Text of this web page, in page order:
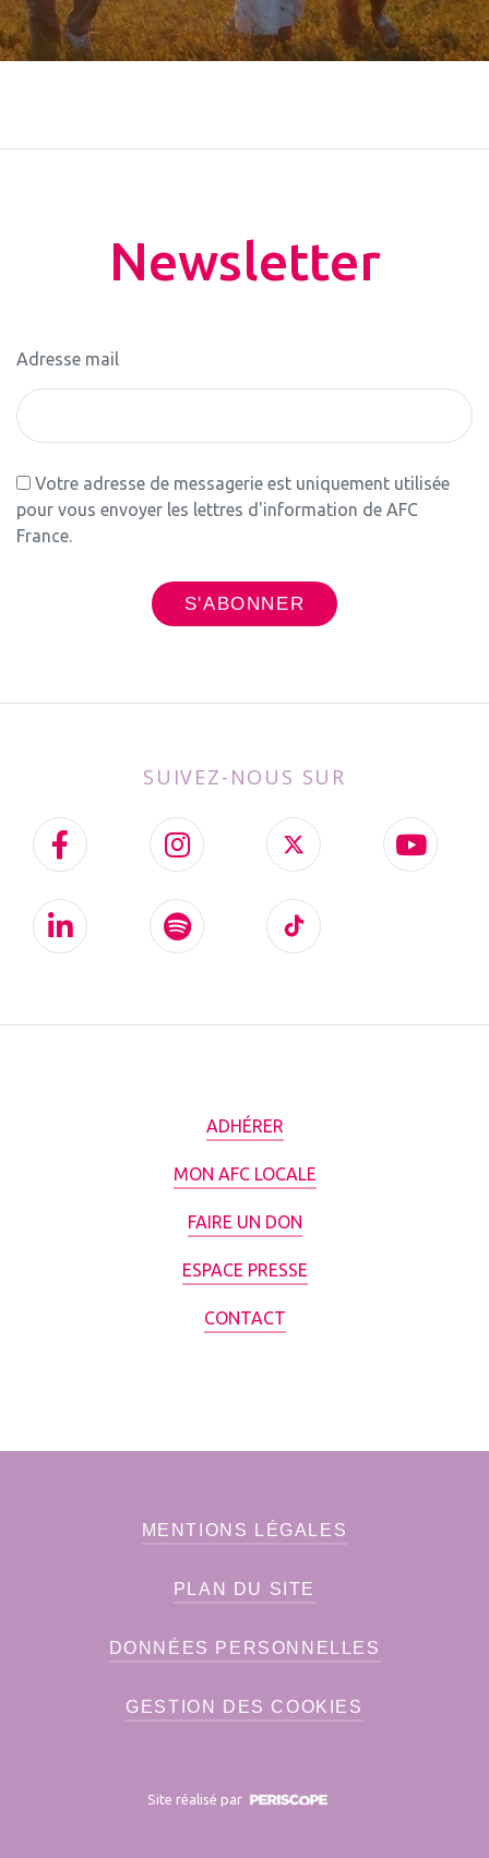
Newsletter
Adresse mail
Votre adresse de messagerie est uniquement utilisée
pour vous envoyer les lettres d'information de AFC
France.
SUIVEZ-NOUS SUR
ADHÉRER
MON AFC LOCALE
FAIRE UN DON
ESPACE PRESSE
CONTACT
MENTIONS LÉGALES
PLAN DU SITE
DONNÉES PERSONNELLES
GESTION DES COOKIES
Site réalisé par